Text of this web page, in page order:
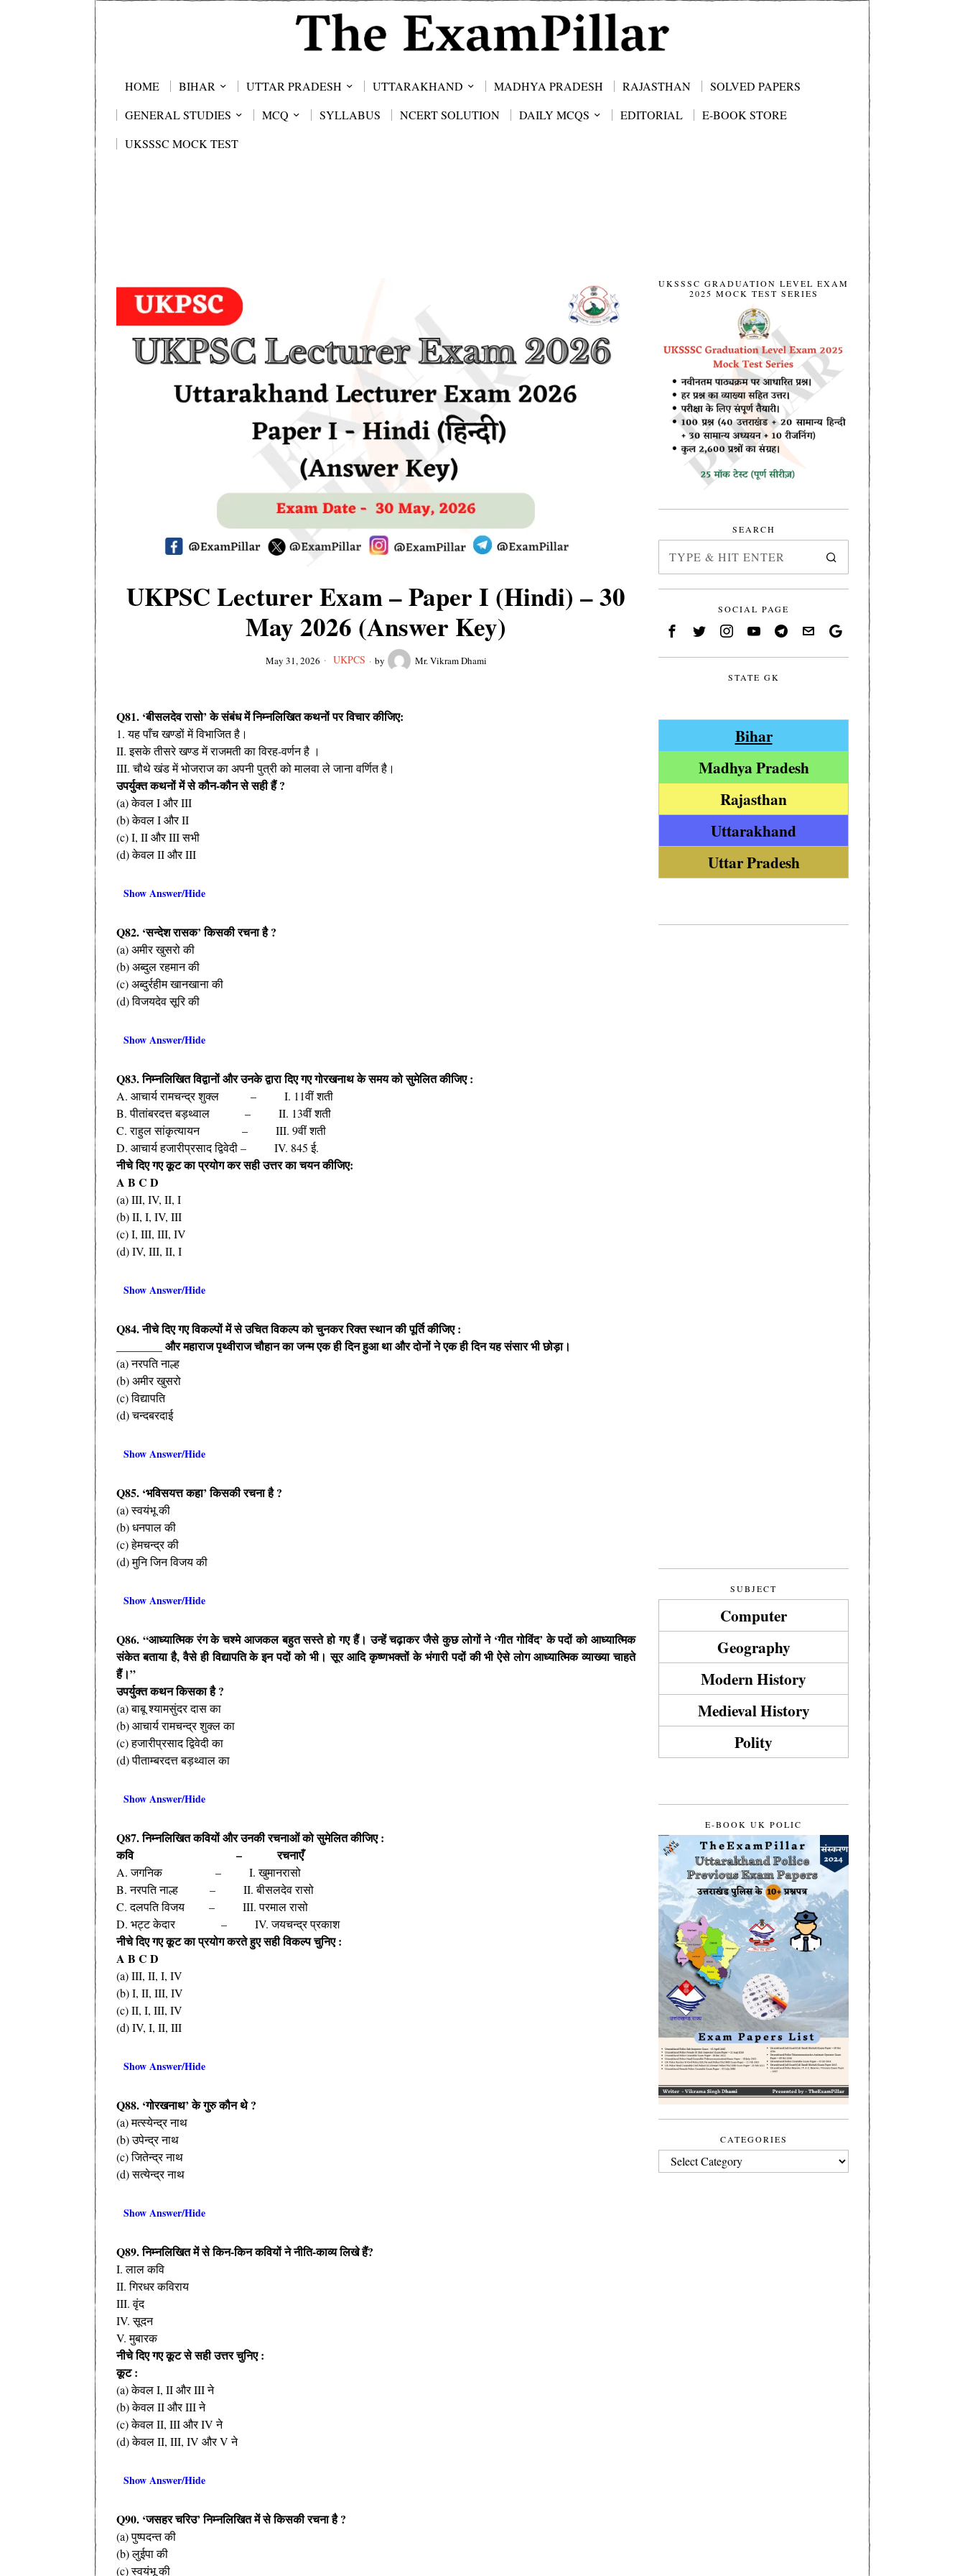
HOME BIHAR UTTAR PRADESH UTTARAKHAND MADHYA PRADESH RAJASTHAN
SOLVED PAPERS
GENERAL STUDIES
MCQ SYLLABUS NCERT SOLUTION DAILY MCQS EDITORIAL
E-BOOK STORE
UKSSSC MOCK TEST
UKPSC Lecturer Exam – Paper I (Hindi) – 30
May 2026 (Answer Key)
May 31, 2026 UKPCS by Mr. Vikram Dhami
Q81. ‘बीसलदेव रासो’ के संबंध में निम्नलिखित कथनों पर विचार कीजिए:
1. यह पाँच खण्डों में विभाजित है।
II. इसके तीसरे खण्ड में राजमती का विरह-वर्णन है ।
III. चौथे खंड में भोजराज का अपनी पुत्री को मालवा ले जाना वर्णित है।
उपर्युक्त कथनों में से कौन-कौन से सही हैं ?
(a) केवल I और III
(b) केवल I और II
(c) I, II और III सभी
(d) केवल II और III
Show Answer/Hide
Q82. ‘सन्देश रासक’ किसकी रचना है ?
(a) अमीर खुसरो की
(b) अब्दुल रहमान की
(c) अब्दुर्रहीम खानखाना की
(d) विजयदेव सूरि की
Show Answer/Hide
Q83. निम्नलिखित विद्वानों और उनके द्वारा दिए गए गोरखनाथ के समय को सुमेलित कीजिए :
A. आचार्य रामचन्द्र शुक्ल – I. 11वीं शती
B. पीतांबरदत्त बड़थ्वाल – II. 13वीं शती
C. राहुल सांकृत्यायन – III. 9वीं शती
D. आचार्य हजारीप्रसाद द्विवेदी – IV. 845 ई.
नीचे दिए गए कूट का प्रयोग कर सही उत्तर का चयन कीजिए:
A B C D
(a) III, IV, II, I
(b) II, I, IV, III
(c) I, III, III, IV
(d) IV, III, II, I
Show Answer/Hide
Q84. नीचे दिए गए विकल्पों में से उचित विकल्प को चुनकर रिक्त स्थान की पूर्ति कीजिए :
________ और महाराज पृथ्वीराज चौहान का जन्म एक ही दिन हुआ था और दोनों ने एक ही दिन यह संसार भी छोड़ा।
(a) नरपति नाल्ह
(b) अमीर खुसरो
(c) विद्यापति
(d) चन्दबरदाई
Show Answer/Hide
Q85. ‘भविसयत्त कहा’ किसकी रचना है ?
(a) स्वयंभू की
(b) धनपाल की
(c) हेमचन्द्र की
(d) मुनि जिन विजय की
Show Answer/Hide
Q86. “आध्यात्मिक रंग के चश्मे आजकल बहुत सस्ते हो गए हैं। उन्हें चढ़ाकर जैसे कुछ लोगों ने ‘गीत गोविंद’ के पदों को आध्यात्मिक
संकेत बताया है, वैसे ही विद्यापति के इन पदों को भी। सूर आदि कृष्णभक्तों के भंगारी पदों की भी ऐसे लोग आध्यात्मिक व्याख्या चाहते
हैं।”
उपर्युक्त कथन किसका है ?
(a) बाबू श्यामसुंदर दास का
(b) आचार्य रामचन्द्र शुक्ल का
(c) हजारीप्रसाद द्विवेदी का
(d) पीताम्बरदत्त बड़थ्वाल का
Show Answer/Hide
Q87. निम्नलिखित कवियों और उनकी रचनाओं को सुमेलित कीजिए :
कवि – रचनाएँ
A. जगनिक – I. खुमानरासो
B. नरपति नाल्ह – II. बीसलदेव रासो
C. दलपति विजय – III. परमाल रासो
D. भट्ट केदार – IV. जयचन्द्र प्रकाश
नीचे दिए गए कूट का प्रयोग करते हुए सही विकल्प चुनिए :
A B C D
(a) III, II, I, IV
(b) I, II, III, IV
(c) II, I, III, IV
(d) IV, I, II, III
Show Answer/Hide
Q88. ‘गोरखनाथ’ के गुरु कौन थे ?
(a) मत्स्येन्द्र नाथ
(b) उपेन्द्र नाथ
(c) जितेन्द्र नाथ
(d) सत्येन्द्र नाथ
Show Answer/Hide
Q89. निम्नलिखित में से किन-किन कवियों ने नीति-काव्य लिखे हैं?
I. लाल कवि
II. गिरधर कविराय
III. वृंद
IV. सूदन
V. मुबारक
नीचे दिए गए कूट से सही उत्तर चुनिए :
कूट :
(a) केवल I, II और III ने
(b) केवल II और III ने
(c) केवल II, III और IV ने
(d) केवल II, III, IV और V ने
Show Answer/Hide
Q90. ‘जसहर चरिउ’ निम्नलिखित में से किसकी रचना है ?
(a) पुष्पदन्त की
(b) लुईपा की
(c) स्वयंभू की
UKSSSC GRADUATION LEVEL EXAM
2025 MOCK TEST SERIES
SEARCH
SOCIAL PAGE
STATE GK
Bihar
Madhya Pradesh
Rajasthan
Uttarakhand
Uttar Pradesh
SUBJECT
Computer
Geography
Modern History
Medieval History
Polity
E-BOOK UK POLIC
CATEGORIES
CATEGORIES